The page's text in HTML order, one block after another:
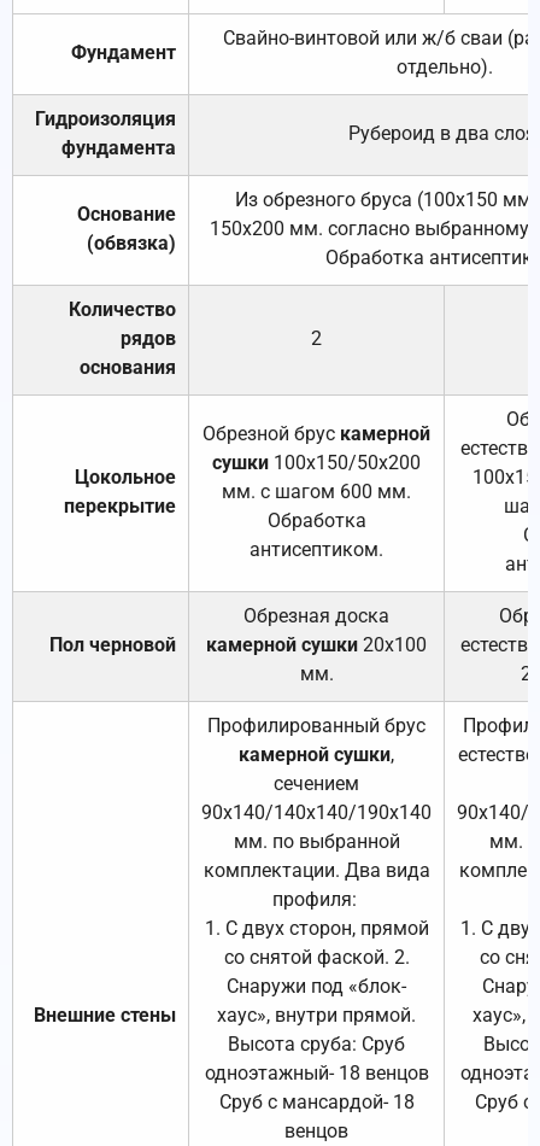
Фундамент
Свайно-винтовой или ж/б сваи
отдельно).
Гидроизоляция
фундамента
Рубероид в два слоя.
Основание
(обвязка)
Из обрезного бруса (100х150
150х200 мм. согласно выбранному
Обработка
Количество
рядов
основания
2
Цокольное
перекрытие
Обрезной брус камерной
сушки 100х150/50х200
мм. с шагом 600 мм.
Обработка
антисептиком.
Пол черновой
Обрезная доска
камерной сушки 20х100
мм.
Внешние стены
Профилированный брус
камерной сушки,
сечением
90х140/140х140/190х140
мм. по выбранной
комплектации. Два вида
профиля:
1. С двух сторон, прямой
со снятой фаской. 2.
Снаружи под «блок-
хаус», внутри прямой.
Высота сруба: Сруб
одноэтажный- 18 венцов
Сруб с мансардой- 18
венцов
90х140/
мм.
1. С
со
хаус»,
Сруб с